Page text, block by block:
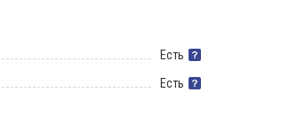
Есть
Есть